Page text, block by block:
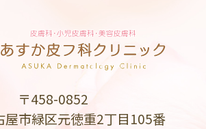
〒458-0852
屋市緑区元徳重2丁目105番